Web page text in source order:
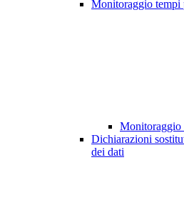
Monitoraggio tempi
Monitoraggio
Dichiarazioni
dei dati